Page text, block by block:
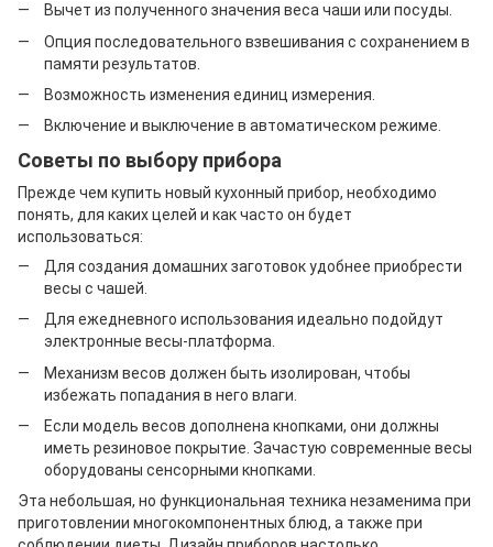
Вычет из полученного значения веса чаши или посуды.
Опция последовательного взвешивания с сохранением в
памяти результатов.
Возможность изменения единиц измерения.
Включение и выключение в автоматическом режиме.
Советы по выбору прибора
Прежде чем купить новый кухонный прибор, необходимо
понять, для каких целей и как часто он будет
использоваться:
Для создания домашних заготовок удобнее приобрести
весы с чашей.
Для ежедневного использования идеально подойдут
электронные весы-платформа.
Механизм весов должен быть изолирован, чтобы
избежать попадания в него влаги.
Если модель весов дополнена кнопками, они должны
иметь резиновое покрытие. Зачастую современные весы
оборудованы сенсорными кнопками.
Эта небольшая, но функциональная техника незаменима при
приготовлении многокомпонентных блюд, а также при